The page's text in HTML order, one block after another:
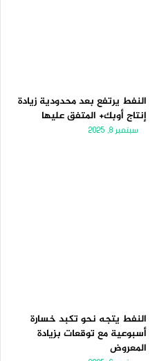
النفط يرتفع بعد محدودية زيادة
إنتاج أوبك+ المتفق عليها
سبتمبر 8, 2025
النفط يتجه نحو تكبد خسارة
أسبوعية مع توقعات بزيادة
المعروض